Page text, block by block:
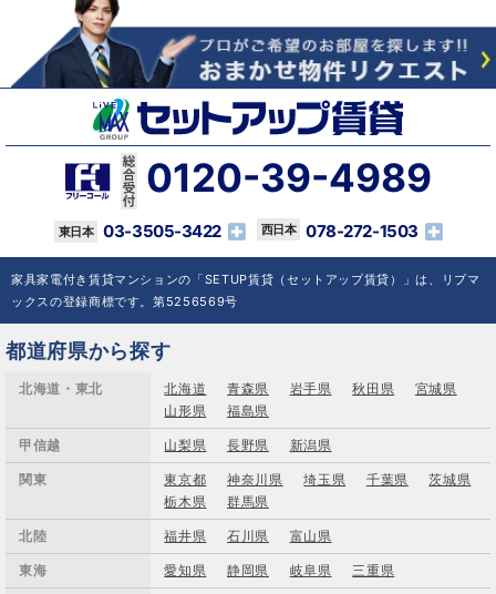
0120-39-4989
03-3505-3422 078-272-1503
家具家電付き賃貸マンションの「SETUP賃貸（セットアップ賃貸）」は、リブマ
ックスの登録商標です。第5256569号
都道府県から探す
北海道・東北 北海道 青森県 岩手県 秋田県
宮城県
山形県
福島県
甲信越 山梨県 長野県 新潟県
関東 東京都 神奈川県 埼玉県 千葉県
茨城県
栃木県
群馬県
北陸 福井県 石川県 富山県
東海 愛知県 静岡県 岐阜県 三重県